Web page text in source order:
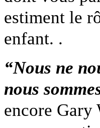
estiment le
enfant. .
“Nous ne
nous
encore Gary